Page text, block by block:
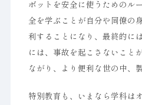
ボットを安全に使うためのル
全を学ぶことが自分や同僚の
利することになり、最終的に
には、事故を起こさないこと
ながり、より便利な世の中、
特別教育も、いまなら学科は